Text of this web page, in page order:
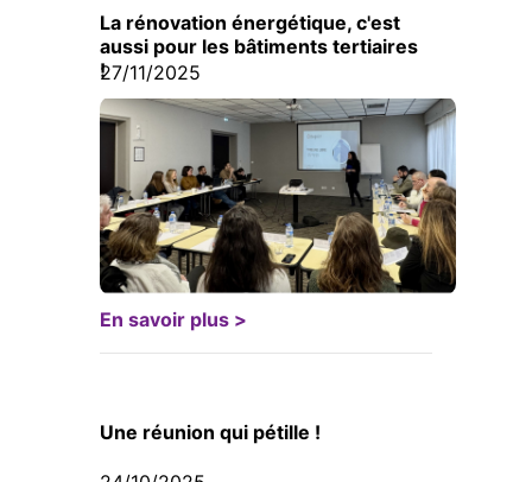
La rénovation énergétique, c'est
aussi pour les bâtiments tertiaires
!
27/11/2025
En savoir plus >
Une réunion qui pétille !